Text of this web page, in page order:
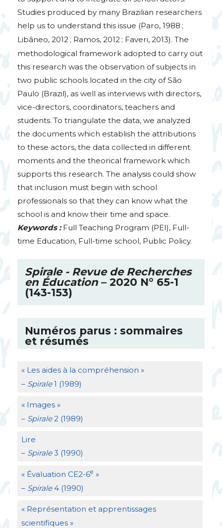
Studies produced by many Brazilian researchers
help us to understand this issue (Paro, 1988 ;
Libâneo, 2012 ; Ramos, 2012 ; Faveri, 2013). The
methodological framework adopted to carry out
this research was the observation of subjects in
two public schools located in the city of São
Paulo (Brazil), as well as interviews with directors,
vice-directors, coordinators, teachers and
students. To triangulate the data, we analyzed
the documents which establish the attributions
to these actors, the data collected in different
moments and the theorical framework which
supports this research. The analysis could show
that inclusion must begin with school
professionals so that they can know what the
school is and know their time and space.
Keywords : Full Teaching Program (PEI), Full-
time Education, Full-time school, Public Policy.
Spirale - Revue de Recherches
en Éducation – 2020 N° 65-1
(143-153)
Numéros parus : sommaires
et résumés
« Les aides à la compréhension »
– Spirale1 (1989)
« Images »
– Spirale2 (1989)
Lire
– Spirale3 (1990)
« Évaluation CE2-6e »
– Spirale4 (1990)
« Représentation et apprentissages
scientifiques »